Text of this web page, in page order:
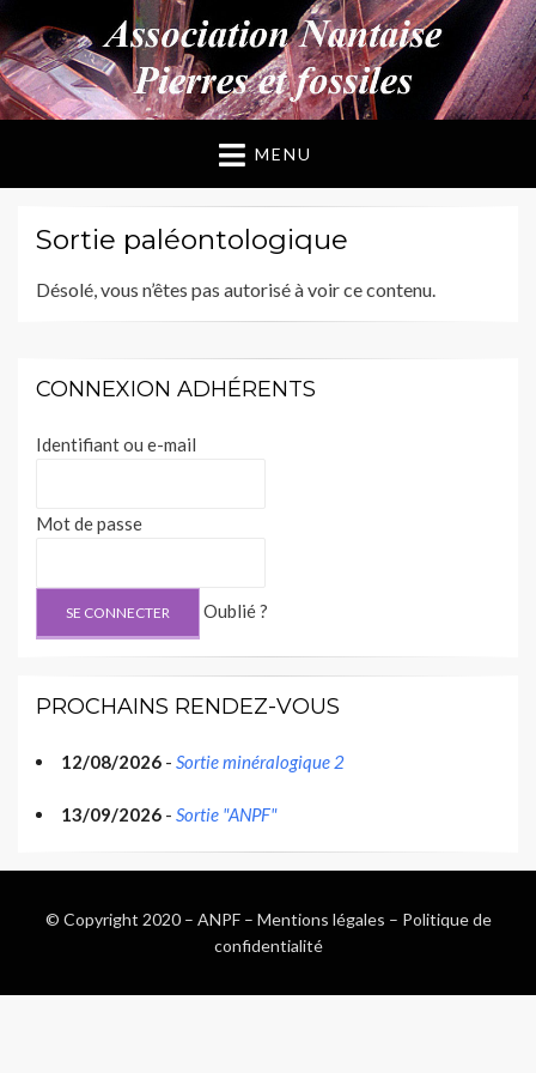
ANPF
Association Nantaise Pierres et Fossiles
MENU
Sortie paléontologique
Désolé, vous n’êtes pas autorisé à voir ce contenu.
CONNEXION ADHÉRENTS
Identifiant ou e-mail
Mot de passe
Oublié ?
PROCHAINS RENDEZ-VOUS
12/08/2026 - Sortie minéralogique 2
13/09/2026 - Sortie "ANPF"
© Copyright 2020 – ANPF– Mentions légales – Politique de
confidentialité